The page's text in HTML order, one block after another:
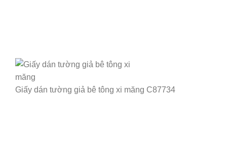
Giấy dán tường giả bê tông xi măng C87734